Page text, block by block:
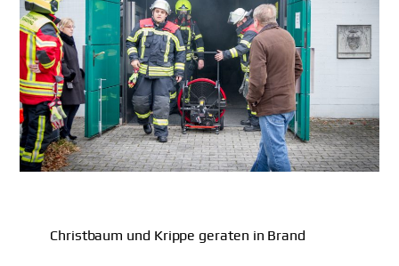
Christbaum und Krippe geraten in Brand